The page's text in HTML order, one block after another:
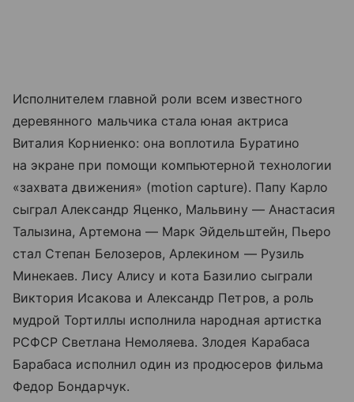
Исполнителем главной роли всем известного
деревянного мальчика стала юная актриса
Виталия Корниенко: она воплотила Буратино
на экране при помощи компьютерной технологии
«захвата движения» (motion capture). Папу Карло
сыграл Александр Яценко, Мальвину — Анастасия
Талызина, Артемона — Марк Эйдельштейн, Пьеро
стал Степан Белозеров, Арлекином — Рузиль
Минекаев. Лису Алису и кота Базилио сыграли
Виктория Исакова и Александр Петров, а роль
мудрой Тортиллы исполнила народная артистка
РСФСР Светлана Немоляева. Злодея Карабаса
Барабаса исполнил один из продюсеров фильма
Федор Бондарчук.